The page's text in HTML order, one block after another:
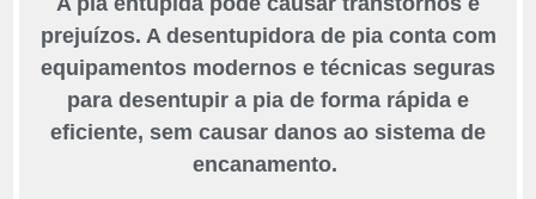
prejuízos. A desentupidora de pia conta com
equipamentos modernos e técnicas seguras
para desentupir a pia de forma rápida e
eficiente, sem causar danos ao sistema de
encanamento.